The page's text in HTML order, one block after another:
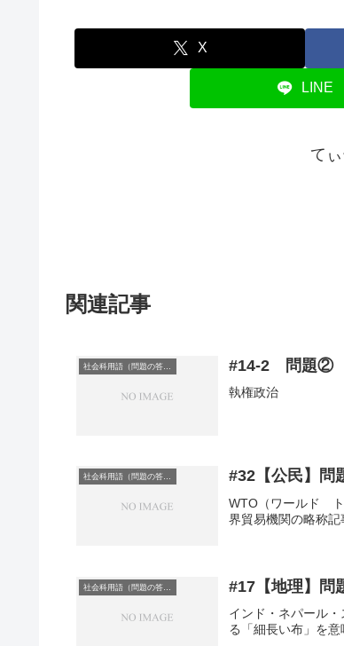
X
LINE
て
関連記事
社会科用語（問題の答え） #14-2 問題②
執権政治
社会科用語（問題の答え） #32【公民】
WTO（ワールド
界貿易機関の略称記
#17【地理】
インド・ネパール
る「細長い布」を